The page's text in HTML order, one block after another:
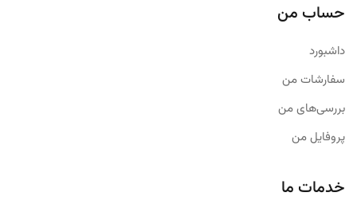
حساب من
داشبورد
سفارشات من
بررسی‌های من
پروفایل من
خدمات ما